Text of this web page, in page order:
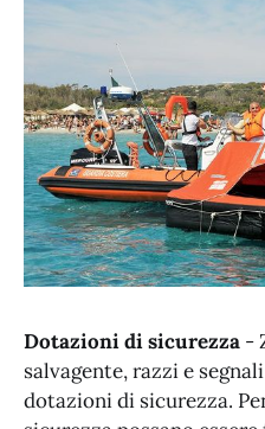
Dotazioni di sicurezza -
salvagente, razzi e
dotazioni di sicurezza.